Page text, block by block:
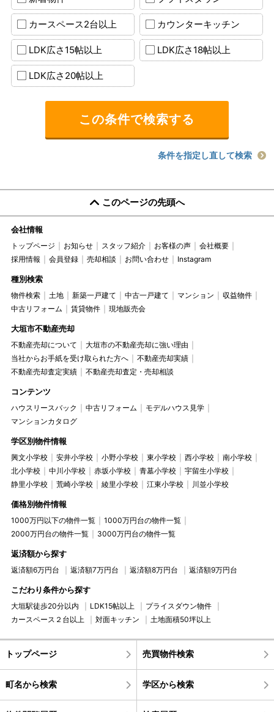
カースペース2台以上 カウンターキッチン
LDK広さ15帖以上 LDK広さ18帖以上
LDK広さ20帖以上
条件を指定し直して検索
このページの先頭へ
会社情報
トップページ お知らせ スタッフ紹介 お客様の声
会社概要
採用情報
会員登録 売却相談 お問い合わせ Instagram
種別検索
物件検索 土地 新築一戸建て 中古一戸建て マンション
収益物件
中古リフォーム
賃貸物件 現地販売会
大垣市不動産売却
不動産売却について
大垣市の不動産売却に強い理由
当社からお手紙を受け取られた方へ
不動産売却実績
不動産売却査定実績
不動産売却査定・売却相談
コンテンツ
ハウスリースバック 中古リフォーム
モデルハウス見学
マンションカタログ
学区別物件情報
興文小学校 安井小学校 小野小学校 東小学校 西小学校
南小学校
北小学校
中川小学校 赤坂小学校 青墓小学校
宇留生小学校
静里小学校
荒崎小学校 綾里小学校 江東小学校 川並小学校
価格別物件情報
1000万円以下の物件一覧
1000万円台の物件一覧
2000万円台の物件一覧
3000万円台の物件一覧
返済額から探す
返済額6万円台 返済額7万円台 返済額8万円台 返済額9万円台
こだわり条件から探す
大垣駅徒歩20分以内 LDK15帖以上
プライスダウン物件
カースペース２台以上
対面キッチン 土地面積50坪以上
トップページ 売買物件検索
町名から検索 学区から検索